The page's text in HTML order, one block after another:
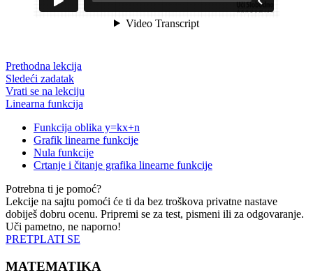
Prethodna lekcija
Sledeći zadatak
Vrati se na lekciju
Linearna funkcija
Funkcija oblika y=kx+n
Grafik linearne funkcije
Nula funkcije
Crtanje i čitanje grafika linearne funkcije
Potrebna ti je pomoć?
Lekcije na sajtu pomoći će ti da bez troškova privatne nastave
dobiješ dobru ocenu. Pripremi se za test, pismeni ili za odgovaranje.
Uči pametno, ne naporno!
PRETPLATI SE
MATEMATIKA